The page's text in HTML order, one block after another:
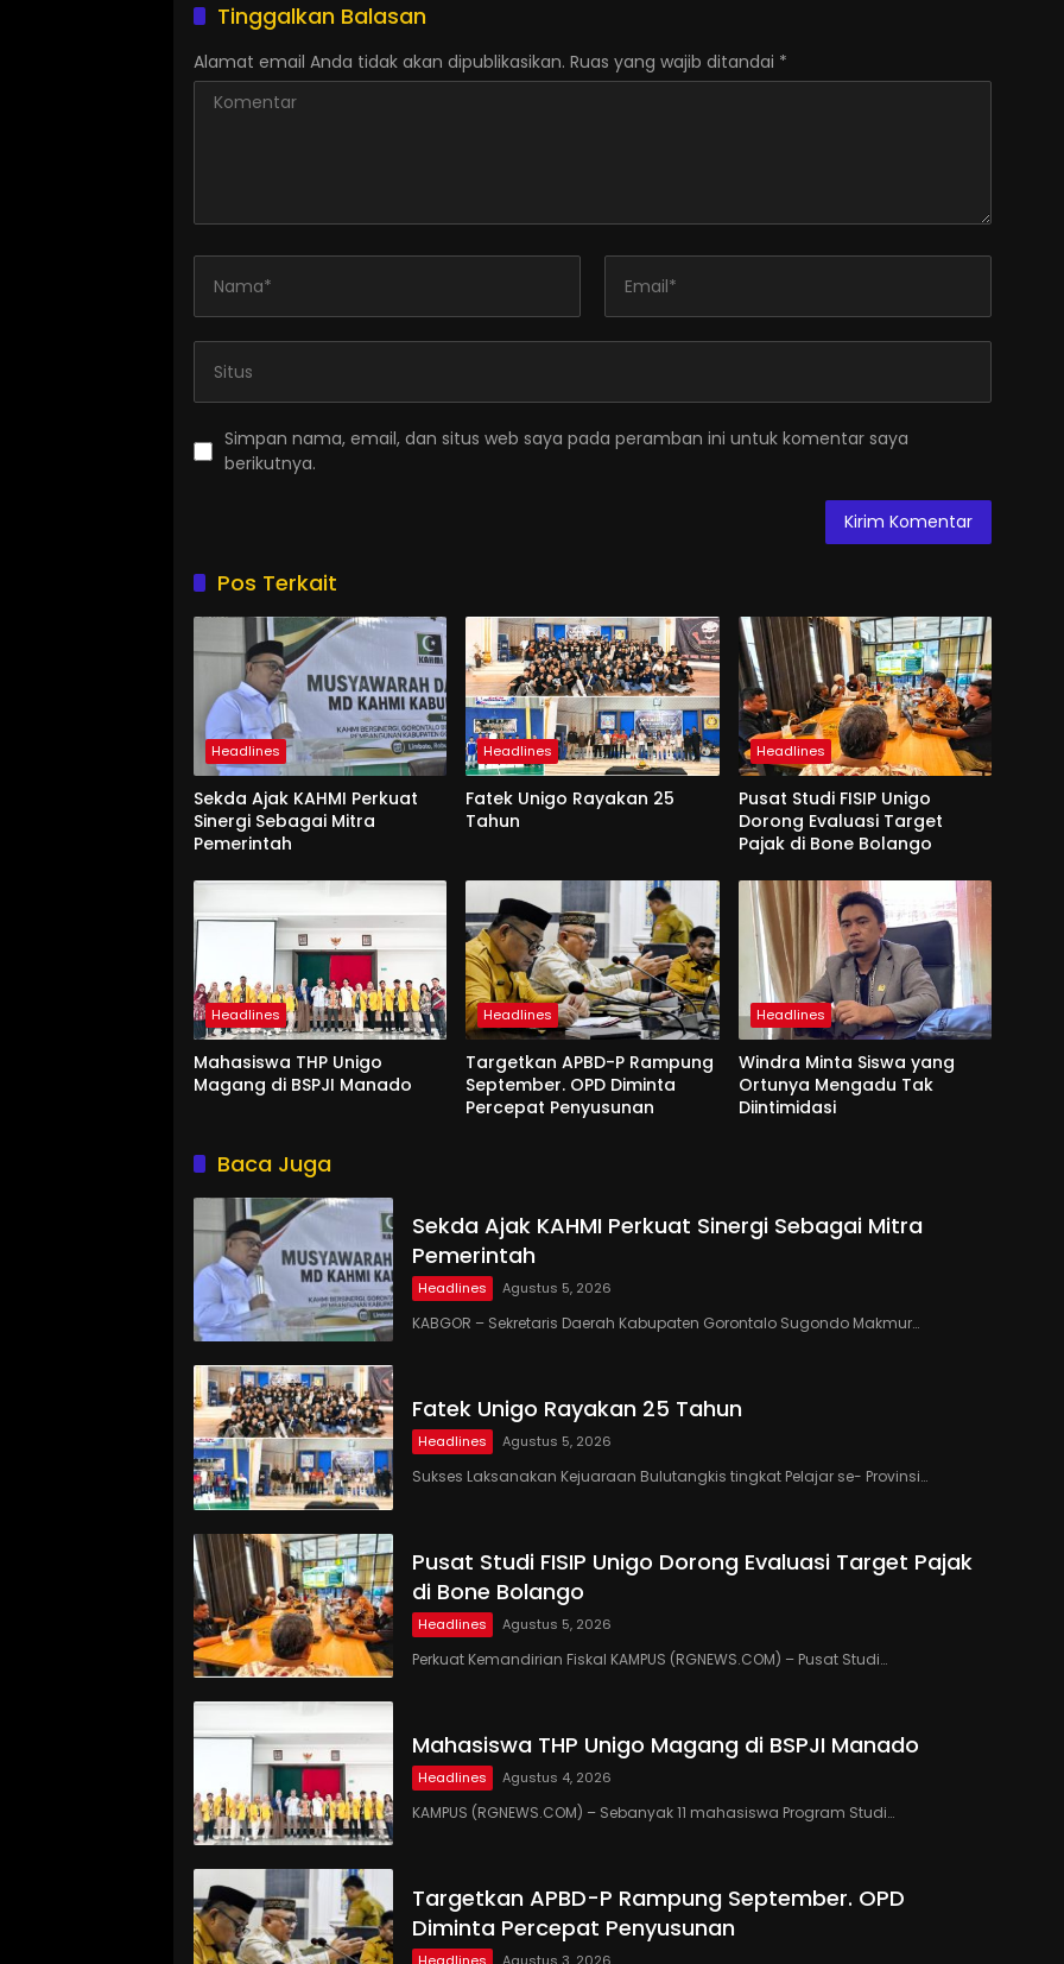
Tinggalkan Balasan
Alamat email Anda tidak akan dipublikasikan. Ruas yang wajib ditandai *
Simpan nama, email, dan situs web saya pada peramban ini untuk komentar saya
berikutnya.
Pos Terkait
Headlines
Sekda Ajak KAHMI Perkuat
Sinergi Sebagai Mitra
Pemerintah
Headlines
Fatek Unigo Rayakan 25
Tahun
Headlines
Pusat Studi FISIP Unigo
Dorong Evaluasi Target
Pajak di Bone Bolango
Headlines
Mahasiswa THP Unigo
Magang di BSPJI Manado
Headlines
Targetkan APBD-P Rampung
September. OPD Diminta
Percepat Penyusunan
Headlines
Windra Minta Siswa yang
Ortunya Mengadu Tak
Diintimidasi
Baca Juga
Sekda Ajak KAHMI Perkuat Sinergi Sebagai Mitra
Pemerintah
Headlines Agustus 5, 2026
KABGOR – Sekretaris Daerah Kabupaten Gorontalo Sugondo Makmur…
Fatek Unigo Rayakan 25 Tahun
Headlines Agustus 5, 2026
Sukses Laksanakan Kejuaraan Bulutangkis tingkat Pelajar se- Provinsi…
Pusat Studi FISIP Unigo Dorong Evaluasi Target Pajak
di Bone Bolango
Headlines Agustus 5, 2026
Perkuat Kemandirian Fiskal KAMPUS (RGNEWS.COM) – Pusat Studi…
Mahasiswa THP Unigo Magang di BSPJI Manado
Headlines Agustus 4, 2026
KAMPUS (RGNEWS.COM) – Sebanyak 11 mahasiswa Program Studi…
Targetkan APBD-P Rampung September. OPD
Diminta Percepat Penyusunan
Headlines Agustus 3, 2026